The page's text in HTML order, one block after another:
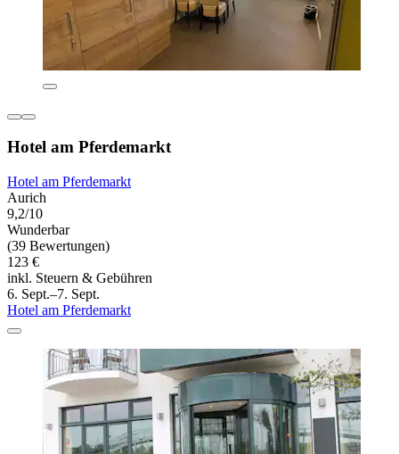
Hotel am Pferdemarkt
Hotel am Pferdemarkt
Aurich
9,2/10
Wunderbar
(39 Bewertungen)
123 €
inkl. Steuern & Gebühren
6. Sept.–7. Sept.
Hotel am Pferdemarkt